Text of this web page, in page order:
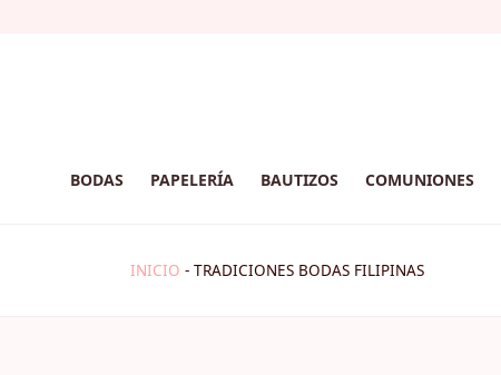
BODAS PAPELERÍA BAUTIZOS COMUNIONES
INICIO - TRADICIONES BODAS FILIPINAS